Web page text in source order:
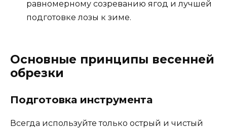
равномерному созреванию ягод и лучшей
подготовке лозы к зиме.
Основные принципы весенней
обрезки
Подготовка инструмента
Всегда используйте только острый и чистый